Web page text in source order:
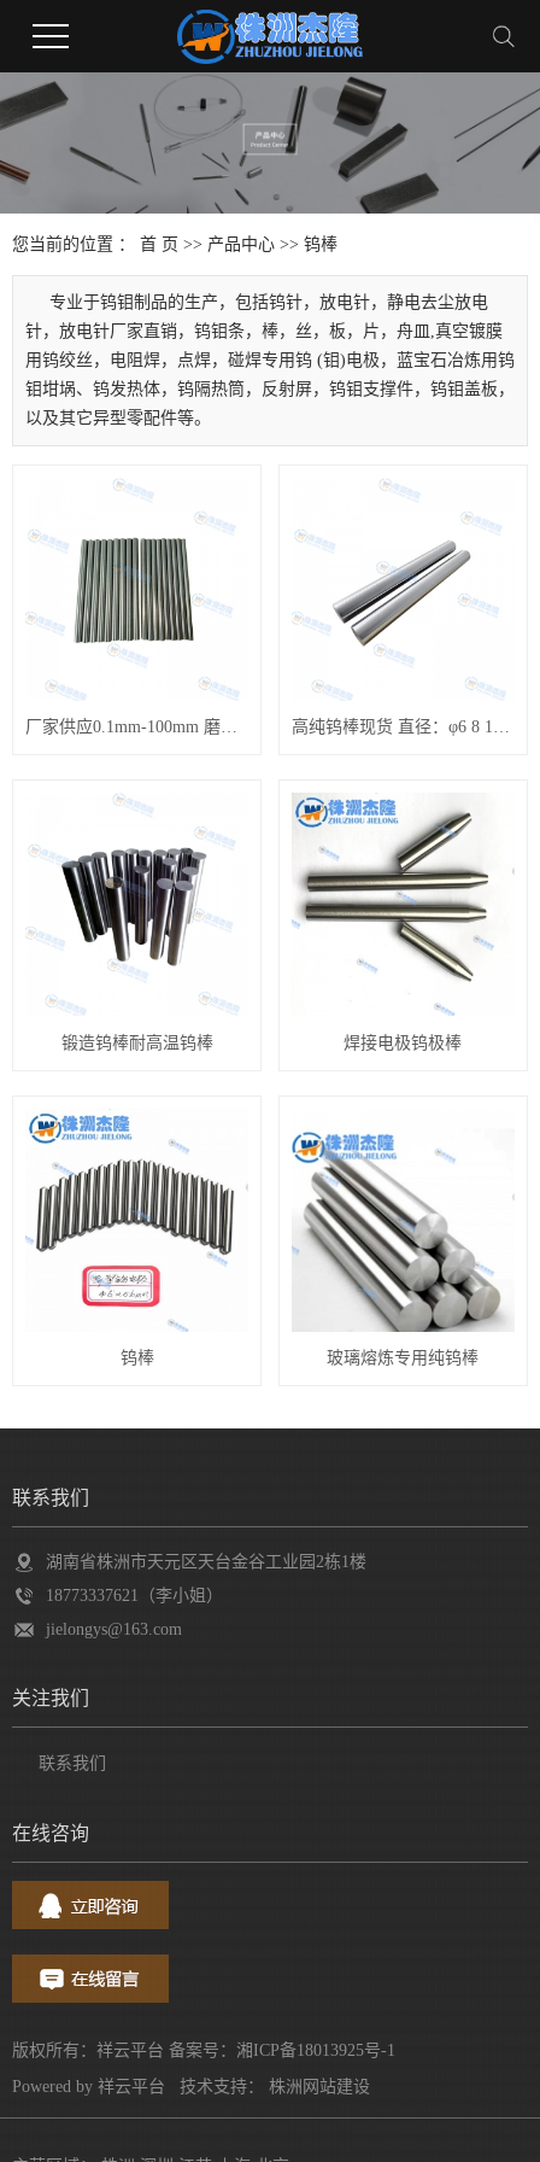
您当前的位置 ： 首 页 >> 产品中心 >> 钨棒
专业于钨钼制品的生产，包括钨针，放电针，静电去尘放电
针，放电针厂家直销，钨钼条，棒，丝，板，片，舟皿,真空镀膜
用钨绞丝，电阻焊，点焊，碰焊专用钨 (钼)电极，蓝宝石冶炼用钨
钼坩埚、钨发热体，钨隔热筒，反射屏，钨钼支撑件，钨钼盖板，
以及其它异型零配件等。
厂家供应0.1mm-100mm 磨光钨棒 黑皮钨棒 高纯钨棒现货 直径：φ6 8 10 12 15 16 18mm钨杆 磨光面
锻造钨棒耐高温钨棒 焊接电极钨极棒
钨棒 玻璃熔炼专用纯钨棒
联系我们
湖南省株洲市天元区天台金谷工业园2栋1楼
18773337621（李小姐）
jielongys@163.com
关注我们
联系我们
在线咨询
版权所有：祥云平台 备案号： 湘ICP备18013925号-1
Powered by 祥云平台 技术支持： 株洲网站建设